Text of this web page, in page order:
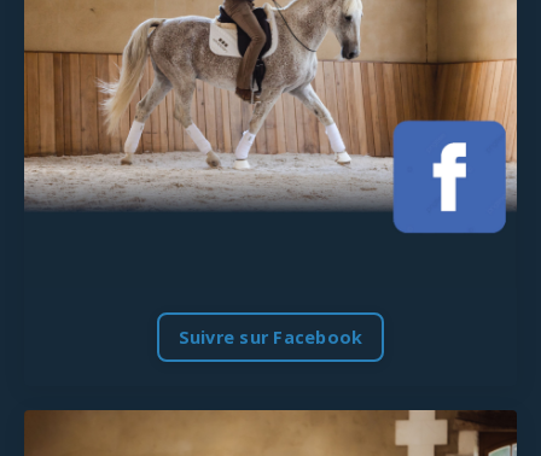
Suivre sur Facebook